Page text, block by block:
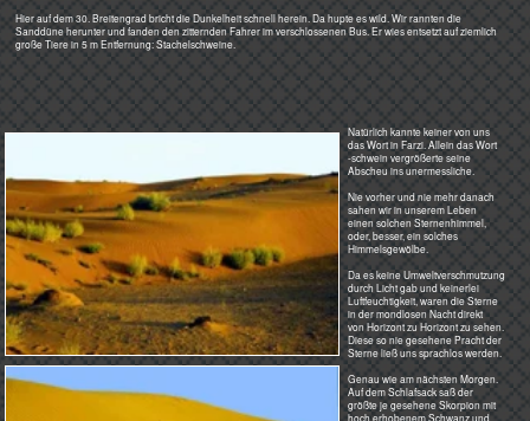
Ungläubigen "roll-ma-roll" zu machen.
Rast an einem Überlauf des
Arghandabstausees im Dezember.